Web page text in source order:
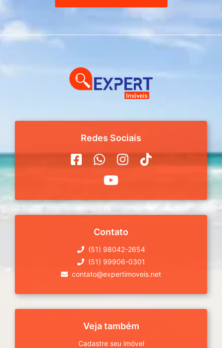
Redes Sociais
Contato
(51) 98042-2654
(51) 99906-0301
contato@expertimoveis.net
Veja também
Cadastre seu imóvel